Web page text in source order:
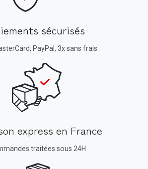
sécurisés
PayPal, 3x sans frais
express en France
traitées sous 24H